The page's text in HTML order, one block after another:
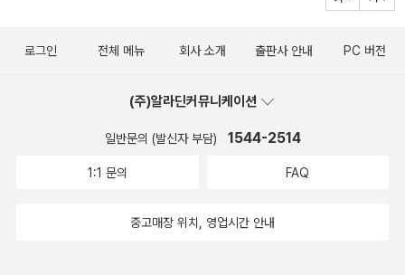
로그인 전체 메뉴 회사 소개 출판사 안내 PC 버전
(주)알라딘커뮤니케이션
일반문의 (발신자 부담) 1544-2514
1:1 문의 FAQ
중고매장 위치, 영업시간 안내